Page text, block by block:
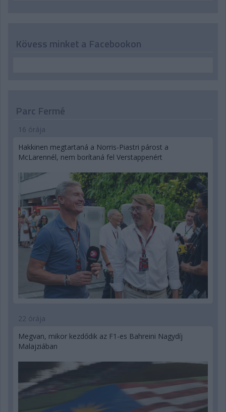
Kövess minket a Facebookon
Parc Fermé
16 órája
Hakkinen megtartaná a Norris-Piastri párost a
McLarennél, nem borítaná fel Verstappenért
22 órája
Megvan, mikor kezdődik az F1-es Bahreini Nagydíj
Malajziában